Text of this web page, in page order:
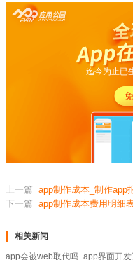
迄今为止已
上一篇 app制作成本_制作app
下一篇 app制作成本费用明细
相关新闻
app会被web取代吗_app界面开